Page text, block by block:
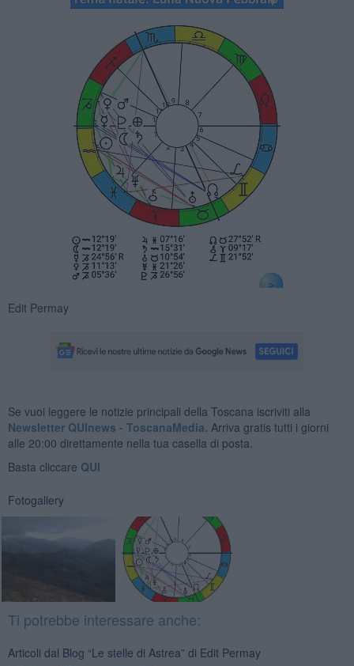
Edit Permay
Se vuoi leggere le notizie principali della Toscana iscriviti alla
Newsletter QUInews - ToscanaMedia. Arriva gratis tutti i giorni
alle 20:00 direttamente nella tua casella di posta.
Basta cliccare QUI
Fotogallery
Ti potrebbe interessare anche:
Articoli dal Blog “Le stelle di Astrea” di Edit Permay